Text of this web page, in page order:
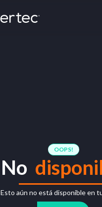
OOPS!
No
Esto aún no está disponible en